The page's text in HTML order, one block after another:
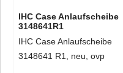
IHC Case Anlaufscheibe
3148641R1
IHC Case Anlaufscheibe
3148641 R1, neu, ovp